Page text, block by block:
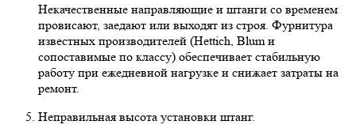
Некачественные направляющие и штанги со временем
провисают, заедают или выходят из строя. Фурнитура
известных производителей (Hettich, Blum и
сопоставимые по классу) обеспечивает стабильную
работу при ежедневной нагрузке и снижает затраты на
ремонт.
Неправильная высота установки штанг.